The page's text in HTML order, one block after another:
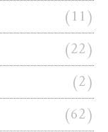
(11)
(22)
(2)
(62)